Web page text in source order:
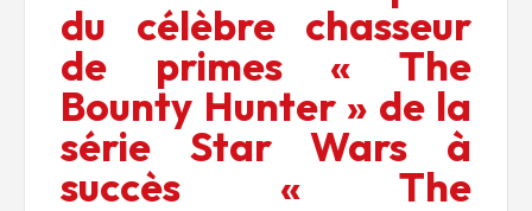
du célèbre chasseur
de primes « The
Bounty Hunter » de la
série Star Wars à
succès « The